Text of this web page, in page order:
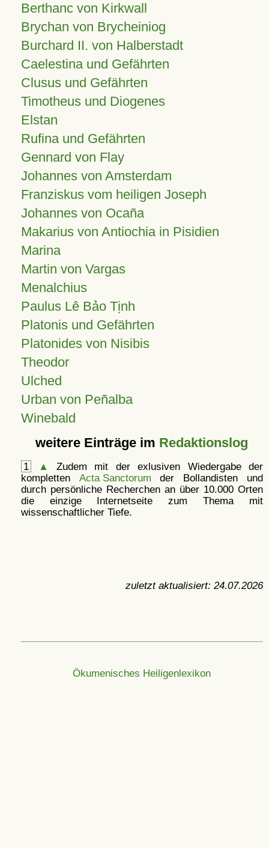
Berthanc von Kirkwall
Brychan von Brycheiniog
Burchard II. von Halberstadt
Caelestina und Gefährten
Clusus und Gefährten
Timotheus und Diogenes
Elstan
Rufina und Gefährten
Gennard von Flay
Johannes von Amsterdam
Franziskus vom heiligen Joseph
Johannes von Ocaña
Makarius von Antiochia in Pisidien
Marina
Martin von Vargas
Menalchius
Paulus Lê Bảo Tịnh
Platonis und Gefährten
Platonides von Nisibis
Theodor
Ulched
Urban von Peñalba
Winebald
weitere Einträge im Redaktionslog
1 ▲
Zudem mit der exlusiven Wiedergabe der
kompletten Acta Sanctorum der Bollandisten und
durch persönliche Recherchen an über 10.000 Orten
die einzige Internetseite zum Thema mit
wissenschaftlicher Tiefe.
zuletzt aktualisiert: 24.07.2026
Ökumenisches Heiligenlexikon